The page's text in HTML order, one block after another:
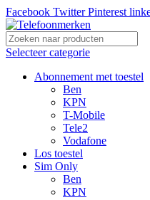
Facebook Twitter Pinterest
Selecteer categorie
Abonnement met toestel
Ben
KPN
T-Mobile
Tele2
Vodafone
Los toestel
Sim Only
Ben
KPN